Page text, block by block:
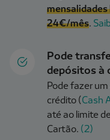
mensalidades
24€/mês.
Pode
depósitos à
Pode fazer
crédito (Cash
até ao limite
Cartão. (2)